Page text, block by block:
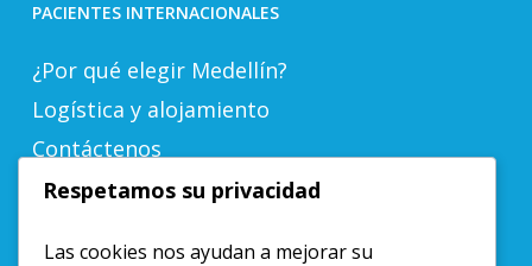
PACIENTES INTERNACIONALES
¿Por qué elegir Medellín?
Logística y alojamiento
Contáctenos
Respetamos su privacidad
Las cookies nos ayudan a mejorar su